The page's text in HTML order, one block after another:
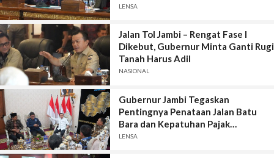
LENSA
Jalan Tol Jambi – Rengat Fase I
Dikebut, Gubernur Minta Ganti Rugi
Tanah Harus Adil
NASIONAL
Gubernur Jambi Tegaskan
Pentingnya Penataan Jalan Batu
Bara dan Kepatuhan Pajak
Kendaraan
LENSA